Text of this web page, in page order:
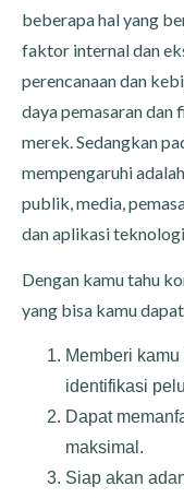
beberapa hal yang
faktor internal dan
perencanaan dan
daya pemasaran
merek. Sedangkan
mempengaruhi
publik, media,
dan aplikasi teknologi.
Dengan kamu tahu
yang bisa kamu
Memberi
identifikasi
Dapat
maksimal.
Siap akan